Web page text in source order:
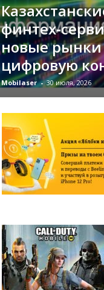
новые
цифровую
Mobilaser - 30 июля, 2026